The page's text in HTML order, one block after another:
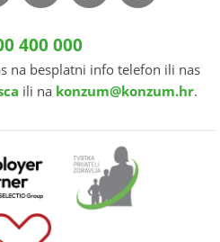
400 000
na besplatni info telefon ili nas
ili na konzum@konzum.hr.